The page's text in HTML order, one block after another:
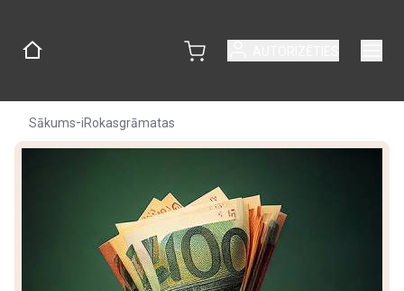
Sākums-iRokasgrāmatas